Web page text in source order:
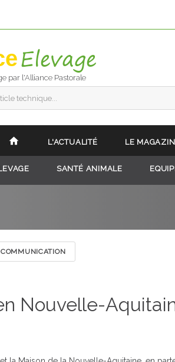
par l'Alliance Pastorale
technique...
L'ACTUALITÉ LE
SANTÉ ANIMALE
COMMUNICATION
Nouvelle-